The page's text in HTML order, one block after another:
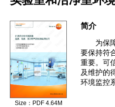
Size：PDF 4.64M
简介
为保
要保持符
重要。可
及维护的
环境监控